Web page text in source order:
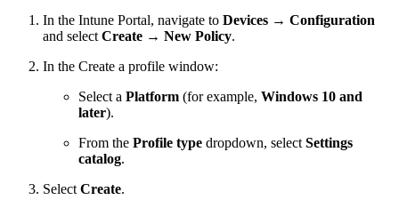
In the Intune Portal, navigate to Devices → Configuration
and select Create → New Policy.
In the Create a profile window:
Select a Platform (for example, Windows 10 and
later).
From the Profile type dropdown, select Settings
catalog.
Select Create.